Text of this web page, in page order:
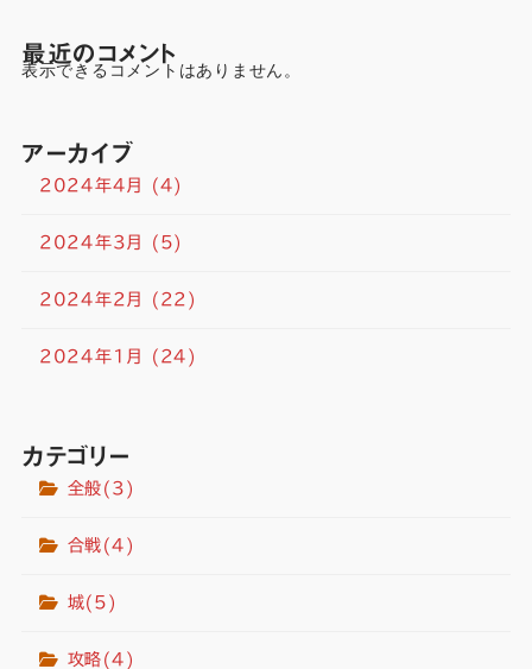
最近のコメント
表示できるコメントはありません。
アーカイブ
2024年4月 (4)
2024年3月 (5)
2024年2月 (22)
2024年1月 (24)
カテゴリー
全般 (3)
合戦 (4)
城(5)
攻略 (4)